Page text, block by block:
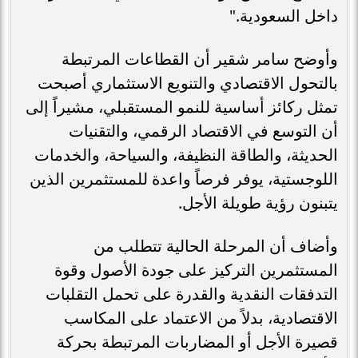
داخل السعودية."
وأوضح سامر شقير أن القطاعات المرتبطة
بالتحول الاقتصادي والتنويع الاستثماري أصبحت
تمثل ركائز أساسية للنمو المستقبلي، مشيراً إلى
أن التوسع في الاقتصاد الرقمي، والتقنيات
الحديثة، والطاقة النظيفة، والسياحة، والخدمات
اللوجستية، يوفر فرصاً واعدة للمستثمرين الذين
يتبنون رؤية طويلة الأجل.
وأضاف أن المرحلة الحالية تتطلب من
المستثمرين التركيز على جودة الأصول وقوة
التدفقات النقدية والقدرة على تحمل التقلبات
الاقتصادية، بدلاً من الاعتماد على المكاسب
قصيرة الأجل أو المضاربات المرتبطة بحركة